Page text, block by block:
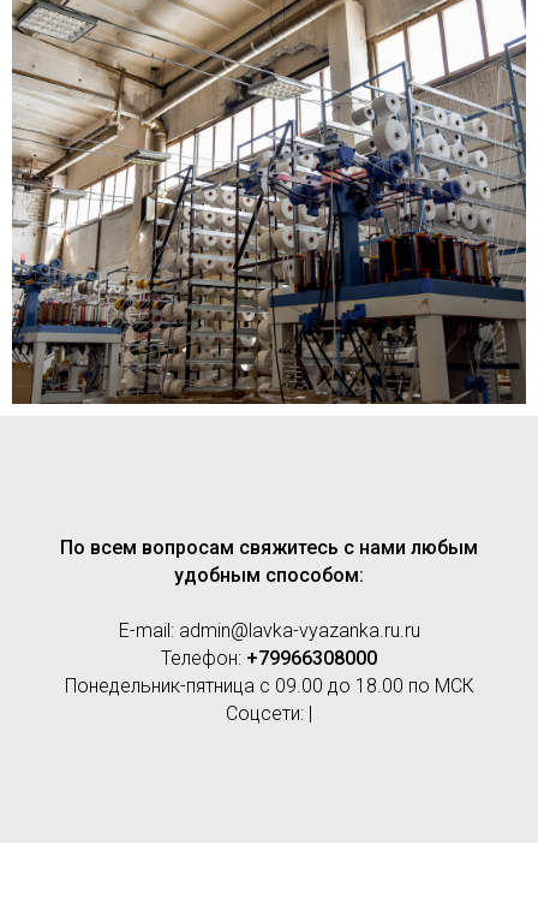
По всем вопросам свяжитесь с нами любым
удобным способом:
E-mail: admin@lavka-vyazanka.ru.ru
Телефон: +79966308000
Понедельник-пятница с 09.00 до 18.00 по МСК
Соцсети: |